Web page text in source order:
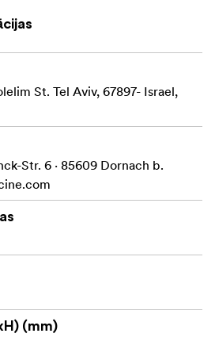
St. Tel Aviv, 67897- Israel,
Str. 6 · 85609 Dornach b.
(mm)